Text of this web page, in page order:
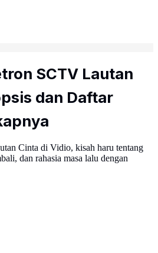
SCTV Lautan
dan Daftar
Cinta di Vidio, kisah haru tentang
dan rahasia masa lalu dengan